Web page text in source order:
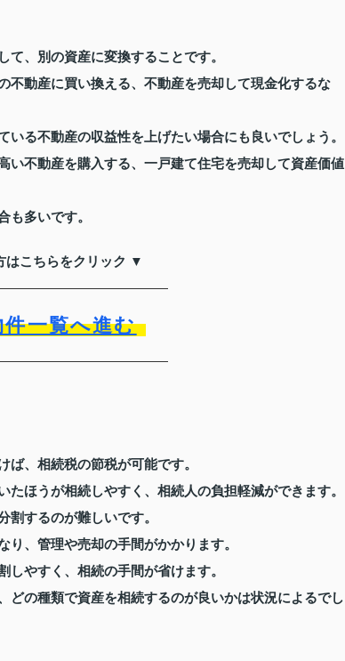
、別の資産に変換することです。
不動産に買い換える、不動産を売却して現金化するな
る不動産の収益性を上げたい場合にも良いでしょう。
い不動産を購入する、一戸建て住宅を売却して資産価値
も多いです。
はこちらをクリック ▼
一覧へ進む
、相続税の節税が可能です。
ほうが相続しやすく、相続人の負担軽減ができます。
割するのが難しいです。
、管理や売却の手間がかかります。
やすく、相続の手間が省けます。
の種類で資産を相続するのが良いかは状況によるでし